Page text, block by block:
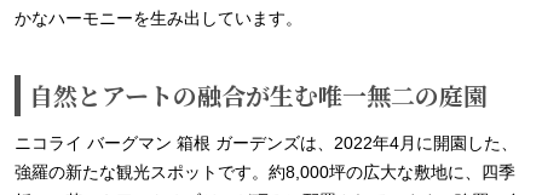
かなハーモニーを生み出しています。
自然とアートの融合が生む唯一無二の庭園
ニコライ バーグマン 箱根 ガーデンズは、2022年4月に開園した、
強羅の新たな観光スポットです。約8,000坪の広大な敷地に、四季